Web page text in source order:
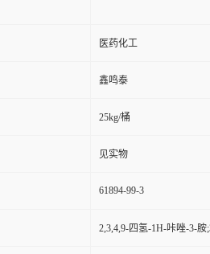
医药化工
鑫鸣泰
25kg/桶
见实物
61894-99-3
2,3,4,9-四氢-1H-咔唑-3-